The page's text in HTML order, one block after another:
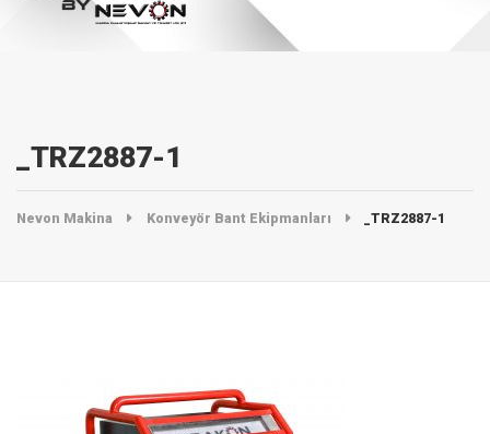
_TRZ2887-1
Nevon Makina Konveyör Bant Ekipmanları _TRZ2887-1